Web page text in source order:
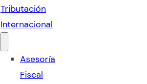
Tributación
Internacional
Asesoría
Fiscal